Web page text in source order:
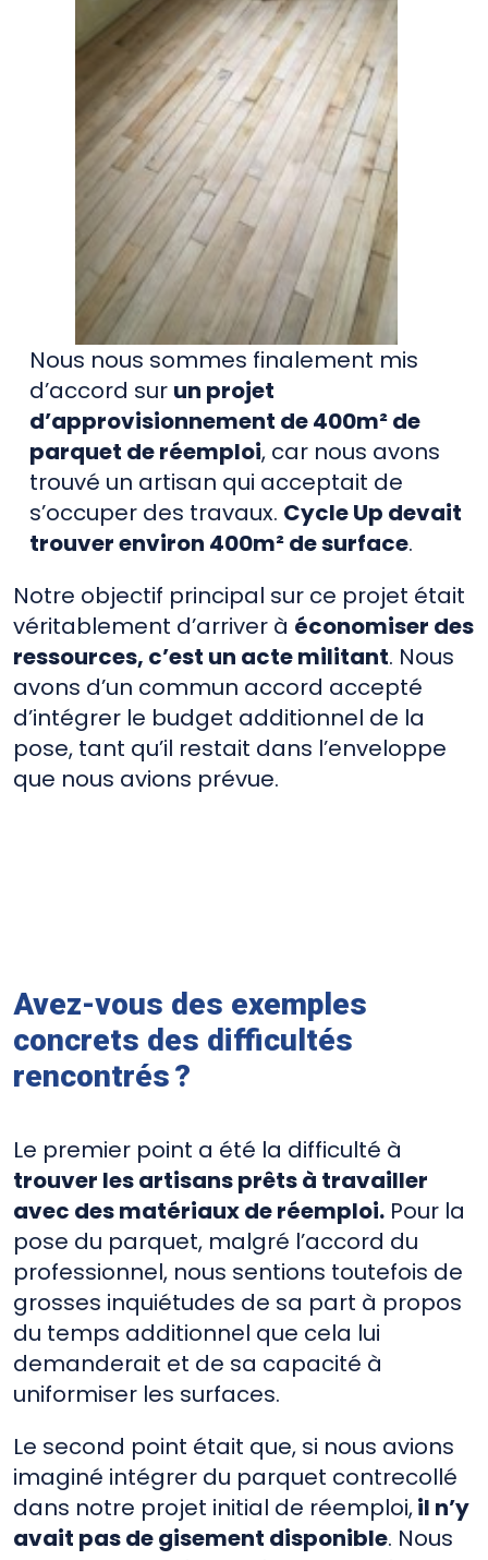
Nous nous sommes finalement mis
d’accord sur un projet
d’approvisionnement de 400m² de
parquet de réemploi, car nous avons
trouvé un artisan qui acceptait de
s’occuper des travaux. Cycle Up devait
trouver environ 400m² de surface.
Notre objectif principal sur ce projet était
véritablement d’arriver à économiser des
ressources, c’est un acte militant. Nous
avons d’un commun accord accepté
d’intégrer le budget additionnel de la
pose, tant qu’il restait dans l’enveloppe
que nous avions prévue.
Avez-vous des exemples
concrets des difficultés
rencontrés ?
Le premier point a été la difficulté à
trouver les artisans prêts à travailler
avec des matériaux de réemploi. Pour la
pose du parquet, malgré l’accord du
professionnel, nous sentions toutefois de
grosses inquiétudes de sa part à propos
du temps additionnel que cela lui
demanderait et de sa capacité à
uniformiser les surfaces.
Le second point était que, si nous avions
imaginé intégrer du parquet contrecollé
dans notre projet initial de réemploi,il n’y
avait pas de gisement disponible. Nous